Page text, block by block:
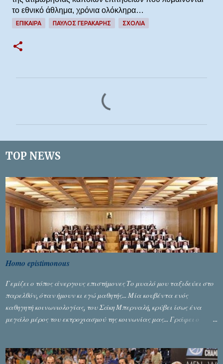
το εθνικό άθλημα, χρόνια ολόκληρα…
ΕΠΊΚΑΙΡΑ ΠΑΎΛΟΣ ΓΕΡΑΚΆΡΗΣ ΣΧΌΛΙΑ
ι
TOP NEWS
Homo epistimonous
Γεμίζει ο τόπος άνεργους επιστήμονες Το μυαλό μου ταξιδεύει στο
παρελθόν, όταν ήμουν κι εγώ μαθητής... Μία κουβέντα ενός
καθηγητή κοινωνιολογίας, του Σάκη Μπερναλή, κρύβει ίσως ένα
μεγάλο μέρος του εκτροχιασμού της κοινωνίας μας... Γράφει ο